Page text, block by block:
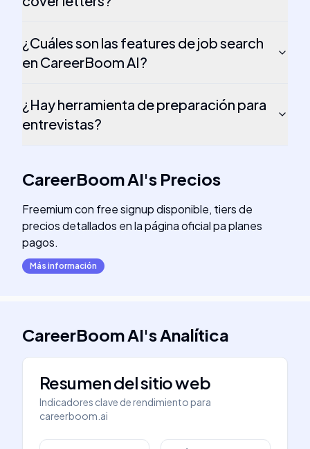
¿Cuáles son las features de job search
en CareerBoom AI?
¿Hay herramienta de preparación para
entrevistas?
CareerBoom AI's Precios
Freemium con free signup disponible, tiers de
precios detallados en la página oficial pa planes
pagos.
Más información
CareerBoom AI'sAnalítica
Resumen del sitio web
Indicadores clave de rendimiento para
careerboom.ai